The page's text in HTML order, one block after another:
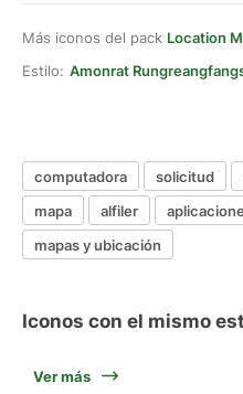
Más iconos del pack Location
Estilo: Amonrat
computadora solicitud
mapa
alfiler
mapas y ubicación
Iconos con el mismo
Ver más